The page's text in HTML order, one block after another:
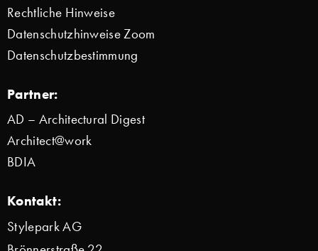
Rechtliche Hinweise
Datenschutzhinweise Zoom
Datenschutzbestimmung
Partner:
AD – Architectural Digest
Architect@work
BDIA
Kontakt:
Stylepark AG